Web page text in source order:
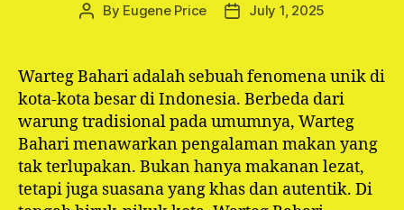
Post
By Eugene Price
PostJuly 1, 2025
Warteg Bahari adalah sebuah fenomena unik di
kota-kota besar di Indonesia. Berbeda dari
warung tradisional pada umumnya, Warteg
Bahari menawarkan pengalaman makan yang
tak terlupakan. Bukan hanya makanan lezat,
tetapi juga suasana yang khas dan autentik. Di